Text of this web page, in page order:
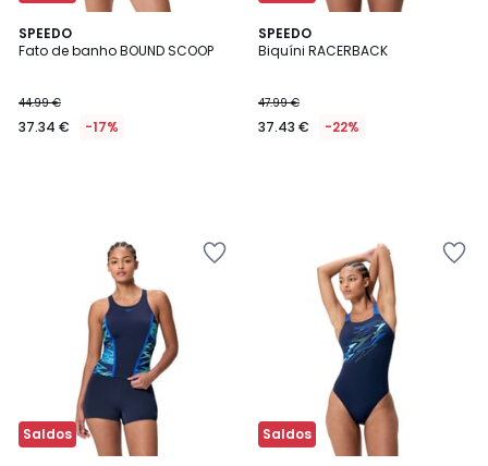
SPEEDO
Fato de banho BOUND SCOOP
44.99 €
37.34 € -17%
SPEEDO
Biquíni RACERBACK
47.99 €
37.43 € -22%
Saldos Saldos